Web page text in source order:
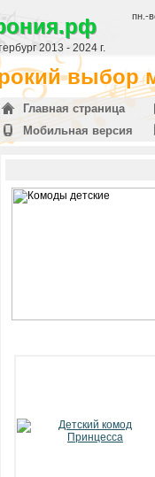
2013 - 2024 г.
пн.-
выбор
Главная страница
Мобильная версия